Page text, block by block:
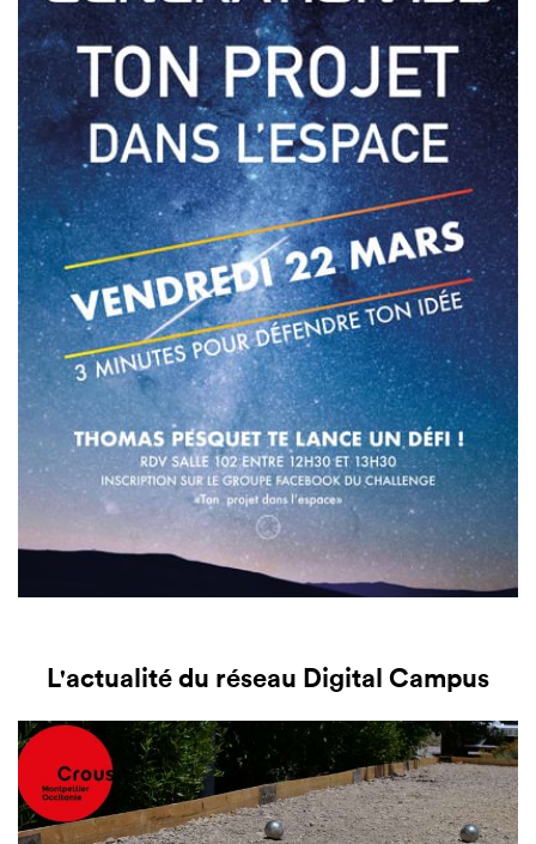
L'actualité du réseau Digital Campus